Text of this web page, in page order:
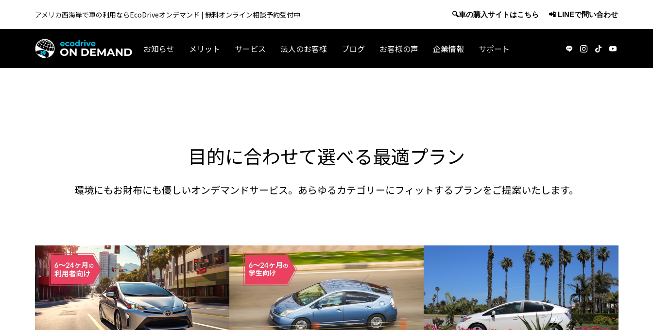
アメリカ西海岸で車の利用ならEcoDriveオンデマンド | 無料オンライン相談予約受付中 🔍車の購入サイトはこちら 📲 LINEで問い合わせ
お知らせ メリット サービス 法人のお客様 ブログ お客様の声 企業情報 サポート
目的に合わせて選べる最適プラン
環境にもお財布にも優しいオンデマンドサービス。あらゆるカテゴリーにフィットするプランをご提案いたします。